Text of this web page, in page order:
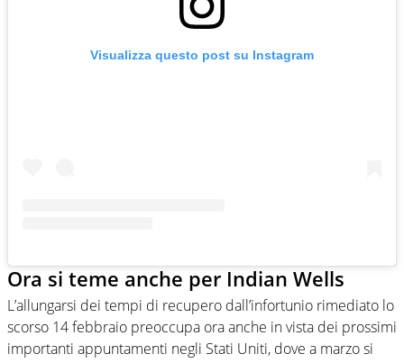
Visualizza questo post su Instagram
Ora si teme anche per Indian Wells
L’allungarsi dei tempi di recupero dall’infortunio rimediato lo
scorso 14 febbraio preoccupa ora anche in vista dei prossimi
importanti appuntamenti negli Stati Uniti, dove a marzo si